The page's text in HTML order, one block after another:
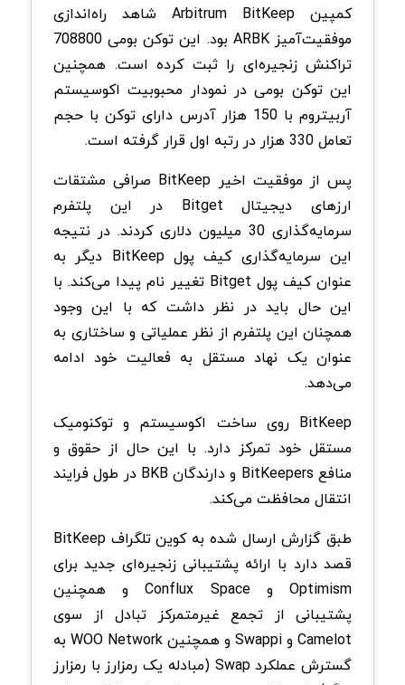
کمپین Arbitrum BitKeep شاهد راه‌اندازی
موفقیت‌آمیز ARBK بود. این توکن بومی 708800
تراکنش زنجیره‌ای را ثبت کرده است. همچنین
این توکن بومی در نمودار محبوبیت اکوسیستم
آربیتروم با 150 هزار آدرس دارای توکن با حجم
تعامل 330 هزار در رتبه اول قرار گرفته است.
پس از موفقیت اخیر BitKeep صرافی مشتقات
ارزهای دیجیتال Bitget در این پلتفرم
سرمایه‌گذاری 30 میلیون دلاری کردند. در نتیجه
این سرمایه‌گذاری کیف پول BitKeep دیگر به
عنوان کیف پول Bitget تغییر نام پیدا می‌کند. با
این حال باید در نظر داشت که با این وجود
همچنان این پلتفرم از نظر عملیاتی و ساختاری به
عنوان یک نهاد مستقل به فعالیت خود ادامه
می‌دهد.
BitKeep روی ساخت اکوسیستم و توکنومیک
مستقل خود تمرکز دارد. با این حال از حقوق و
منافع BitKeepers و دارندگان BKB در طول فرایند
انتقال محافظت می‌کند.
طبق گزارش ارسال شده به کوین تلگراف BitKeep
قصد دارد با ارائه پشتیبانی زنجیره‌ای جدید برای
Optimism و Conflux Space و همچنین
پشتیبانی از تجمع غیرمتمرکز تبادل از سوی
Camelot و Swappi و همچنین WOO Network به
گسترش عملکرد Swap (مبادله یک رمزارز با رمزارز